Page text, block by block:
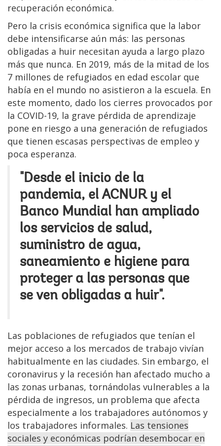
recuperación económica.
Pero la crisis económica significa que la labor
debe intensificarse aún más: las personas
obligadas a huir necesitan ayuda a largo plazo
más que nunca. En 2019, más de la mitad de los
7 millones de refugiados en edad escolar que
había en el mundo no asistieron a la escuela. En
este momento, dado los cierres provocados por
la COVID-19, la grave pérdida de aprendizaje
pone en riesgo a una generación de refugiados
que tienen escasas perspectivas de empleo y
poca esperanza.
"Desde el inicio de la
pandemia, el ACNUR y el
Banco Mundial han ampliado
los servicios de salud,
suministro de agua,
saneamiento e higiene para
proteger a las personas que
se ven obligadas a huir".
Las poblaciones de refugiados que tenían el
mejor acceso a los mercados de trabajo vivían
habitualmente en las ciudades. Sin embargo, el
coronavirus y la recesión han afectado mucho a
las zonas urbanas, tornándolas vulnerables a la
pérdida de ingresos, un problema que afecta
especialmente a los trabajadores autónomos y
los trabajadores informales. Las tensiones
sociales y económicas podrían desembocar en